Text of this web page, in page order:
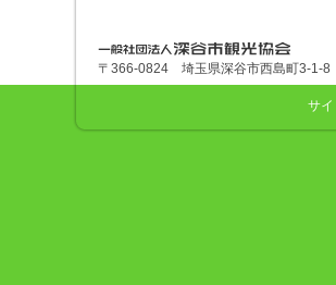
深谷市観光協会
〒366-0824 埼玉県深谷市西島町3-1-
サ